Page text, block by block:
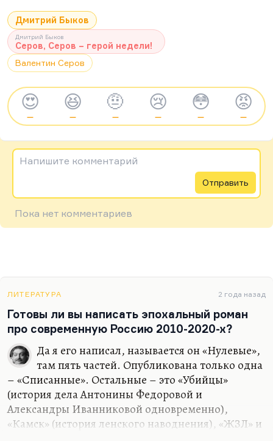
Дмитрий Быков
Дмитрий Быков
Серов, Серов – герой недели!
Валентин Серов
😍
—
😆
—
🤨
—
😢
—
😳
—
😡
—
Напишите комментарий
Отправить
Пока нет комментариев
ЛИТЕРАТУРА 2 года назад
Готовы ли вы написать эпохальный роман
про современную Россию 2010-2020-х?
Да я его написал, называется он «Нулевые»,
там пять частей. Опубликована только одна
– «Списанные». Остальные – это «Убийцы»
(история дела Антонины Федоровой и
Александры Иванниковой одновременно),
«Камск» (история ленского наводнения), «ЖЗЛ» и